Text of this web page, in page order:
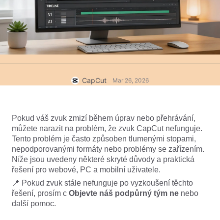
Text a zvuk
Automatické titulky
Přizpůsobené hlasy
Vylepšení hlasu
Redukce šumu
Obrázek
Marketing
Životní styl a vlogy
Vlastní design
Praktické návody
Trendy na trhu
Nejžhavější výběr
Tipy na šablony a trendy
Šablony pro odvětví
Šablony pro rekapitulace
Centrum důvěry
Centrum nápovědy
Dreamina Seedance 2.0 Launch
Otevřít CapCut
CapCut Mar 26, 2026
Pokud váš zvuk zmizí během úprav nebo přehrávání,
můžete narazit na problém, že zvuk CapCut nefunguje.
Tento problém je často způsoben tlumenými stopami,
nepodporovanými formáty nebo problémy se zařízením.
Níže jsou uvedeny některé skryté důvody a praktická
řešení pro webové, PC a mobilní uživatele.
📍 Pokud zvuk stále nefunguje po vyzkoušení těchto
řešení, prosím c Objevte náš podpůrný tým ne nebo
další pomoc.